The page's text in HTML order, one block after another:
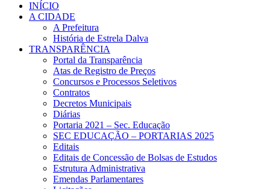
INÍCIO
A CIDADE
A Prefeitura
História de Estrela Dalva
TRANSPARÊNCIA
Portal da Transparência
Atas de Registro de Preços
Concursos e Processos Seletivos
Contratos
Decretos Municipais
Diárias
Portaria 2021 – Sec. Educação
SEC EDUCAÇÃO – PORTARIAS 2025
Editais
Editais de Concessão de Bolsas de Estudos
Estrutura Administrativa
Emendas Parlamentares